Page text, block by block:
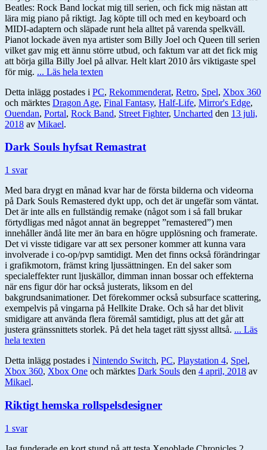
Beatles: Rock Band lockat mig till serien, och fick mig nästan att
lära mig piano på riktigt. Jag köpte till och med en keyboard och
MIDI-adaptern och släpade runt hela alltet på varenda spelkväll.
Pianot lockade även nya artister som Billy Joel och Queen till serien
vilket gav mig ett ännu större utbud, och faktum var att det fick mig
att börja gilla Billy Joel på allvar. Helt klart 2010 års viktigaste spel
för mig. ... Läs hela texten
Detta inlägg postades i PC, Rekommenderat, Retro, Spel, Xbox 360
och märktes Dragon Age, Final Fantasy, Half-Life, Mirror's Edge,
Ouendan, Portal, Rock Band, Street Fighter, Uncharted den 13 juli,
2018 av Mikael.
Dark Souls hyfsat Remastrat
1 svar
Med bara drygt en månad kvar har de första bilderna och videorna
på Dark Souls Remastered dykt upp, och det är ungefär som väntat.
Det är inte alls en fullständig remake (något som i så fall brukar
förtydligas med något annat än begreppet ”remastered”) men
innehåller ändå lite mer än bara en högre upplösning och framerate.
Det vi visste tidigare var att sex personer kommer att kunna vara
involverade i co-op/pvp samtidigt. Men det finns också förändringar
i grafikmotorn, främst kring ljussättningen. En del saker som
specialeffekter runt ljuskällor, dimman innan bossar och effekterna
när ens figur dör har också justerats, liksom en del
bakgrundsanimationer. Det förekommer också subsurface scattering,
exempelvis på vingarna på Hellkite Drake. Och så har det blivit
smidigare att använda flera föremål samtidigt, plus att det går att
justera gränssnittets storlek. På det hela taget rätt sjysst alltså. ... Läs
hela texten
Detta inlägg postades i Nintendo Switch, PC, Playstation 4, Spel,
Xbox 360, Xbox One och märktes Dark Souls den 4 april, 2018 av
Mikael.
Riktigt hemska rollspelsdesigner
1 svar